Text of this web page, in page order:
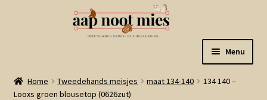
naar
navigatie
de
inhoud
Menu
Welkom
Home Tweedehands meisjes maat 134-140
134 140 –
Looxs groen blousetop (0626zut)